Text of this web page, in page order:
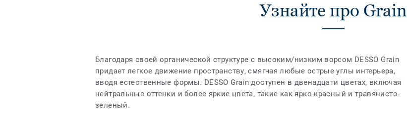
Узнайте про Grain
Благодаря своей органической структуре с высоким/низким ворсом DESSO Grain
придает легкое движение пространству, смягчая любые острые углы интерьера,
вводя естественные формы. DESSO Grain доступен в двенадцати цветах, включая
нейтральные оттенки и более яркие цвета, такие как ярко-красный и травянисто-
зеленый.